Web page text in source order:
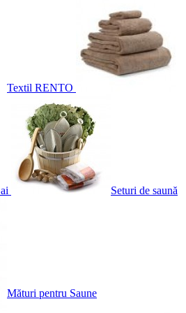
Textil RENTO
Seturi de saună
Mături pentru Saune